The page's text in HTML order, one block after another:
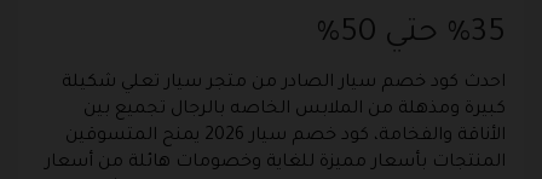
35% حتي 50%
احدث كود خصم سيار الصادر من متجر سيار تعلي شكيلة
كبيرة ومذهلة من الملابس الخاصه بالرجال تجميع بين
الأناقة والفخامة، كود خصم سيار 2026 يمنح المتسوقين
المنتجات بأسعار مميزة للغاية وخصومات هائلة من أسعار